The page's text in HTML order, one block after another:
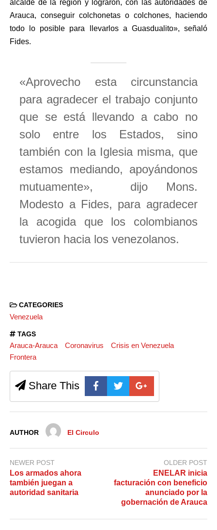
alcalde de la región y lograron, con las autoridades de
Arauca, conseguir colchonetas o colchones, haciendo
todo lo posible para llevarlos a Guasdualito», señaló
Fides.
«Aprovecho esta circunstancia
para agradecer el trabajo conjunto
que se está llevando a cabo no
solo entre los Estados, sino
también con la Iglesia misma, que
estamos mediando, apoyándonos
mutuamente», dijo Mons.
Modesto a Fides, para agradecer
la acogida que los colombianos
tuvieron hacia los venezolanos.
CATEGORIES
Venezuela
TAGS
Arauca-Arauca Coronavirus
Crisis en Venezuela
Frontera
Share This
AUTHOR El Circulo
NEWER POST
Los armados ahora
también juegan a
autoridad sanitaria
OLDER POST
ENELAR inicia
facturación con beneficio
anunciado por la
gobernación de Arauca